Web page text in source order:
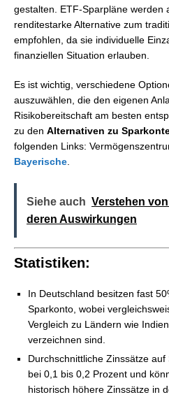
gestalten. ETF-Sparpläne werden
renditestarke Alternative zum
empfohlen, da sie individuelle
finanziellen Situation erlauben.
Es ist wichtig, verschiedene
auszuwählen, die den eigenen
Risikobereitschaft am besten
zu den Alternativen zu
folgenden Links:
Bayerische
Siehe auch Verstehen
deren Auswirkungen
Statistiken:
In Deutschland besitzen fast
Sparkonto, wobei
Vergleich zu Ländern wie
verzeichnen sind.
Durchschnittliche Zinssätze
bei 0,1 bis 0,2 Prozent und
historisch höhere Zinssätze in